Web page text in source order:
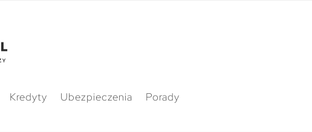
Kredyty Ubezpieczenia Porady